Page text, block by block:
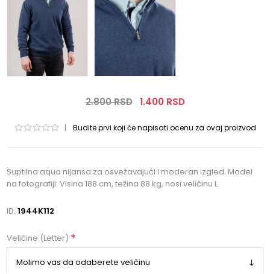
2.800 RSD 1.400 RSD
| Budite prvi koji će napisati ocenu za ovaj proizvod
Suptilna aqua nijansa za osvežavajući i moderan izgled. Model
na fotografiji: Visina 188 cm, težina 88 kg, nosi veličinu L.
ID: 1944K112
Veličine (Letter) *